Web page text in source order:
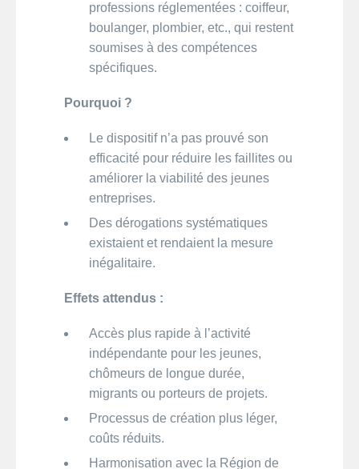
professions réglementées : coiffeur,
boulanger, plombier, etc., qui restent
soumises à des compétences
spécifiques.
Pourquoi ?
Le dispositif n’a pas prouvé son
efficacité pour réduire les faillites ou
améliorer la viabilité des jeunes
entreprises.
Des dérogations systématiques
existaient et rendaient la mesure
inégalitaire.
Effets attendus :
Accès plus rapide à l’activité
indépendante pour les jeunes,
chômeurs de longue durée,
migrants ou porteurs de projets.
Processus de création plus léger,
coûts réduits.
Harmonisation avec la Région de